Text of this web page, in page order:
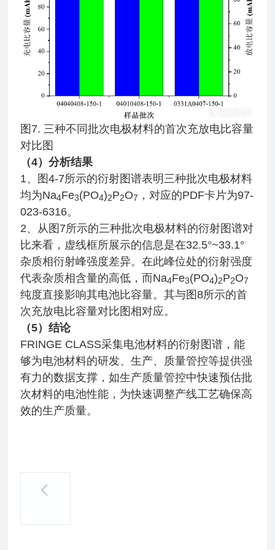
图7. 三种不同批次电极材料的首次充放电比容量
对比图
（4）分析结果
1、图4-7所示的衍射图谱表明三种批次电极材料
均为Na4Fe3(PO4)2P2O7 ，对应的PDF卡片为97-
023-6316。
2、从图7所示的三种批次电极材料的衍射图谱对
比来看，虚线框所展示的信息是在32.5°~33.1°
杂质相衍射峰强度差异。在此峰位处的衍射强度
代表杂质相含量的高低，而Na4Fe3(PO4)2P2O7
纯度直接影响其电池比容量。其与图8所示的首
次充放电比容量对比图相对应。
（5）结论
FRINGE CLASS采集电池材料的衍射图谱，能
够为电池材料的研发、生产、质量管控等提供强
有力的数据支撑，如生产质量管控中快速预估批
次材料的电池性能，为快速调整产线工艺确保高
效的生产质量。